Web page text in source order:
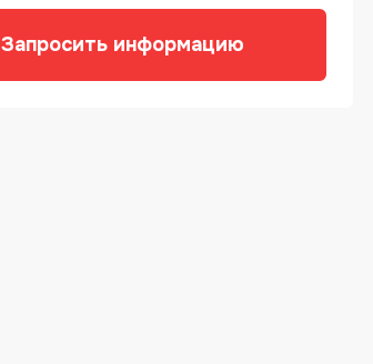
Запросить информацию